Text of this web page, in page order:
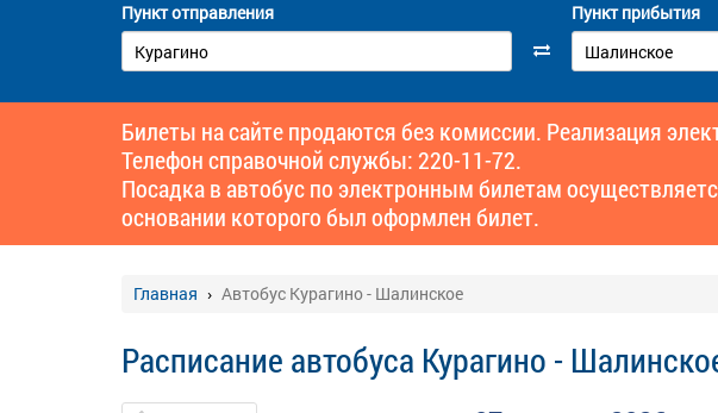
Пункт отправления Пункт прибытия
Билеты на сайте продаются без комиссии. Реализация
Телефон справочной службы: 220-11-72.
Посадка в автобус по электронным билетам
основании которого был оформлен билет.
Главная Автобус Курагино - Шалинское
Расписание автобуса Курагино -